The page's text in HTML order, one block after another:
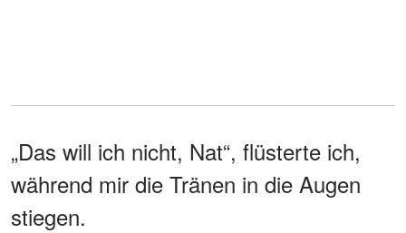
„Das will ich nicht, Nat“, flüsterte ich,
während mir die Tränen in die Augen
stiegen.